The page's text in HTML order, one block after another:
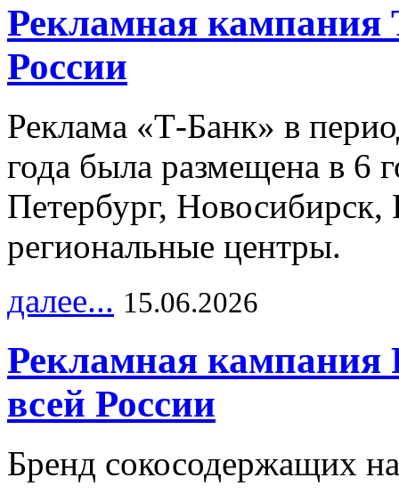
Рекламная кампания
России
Реклама «Т-Банк» в
года была размещена в 6
Петербург,
региональные центры.
далее... 15.06.2026
Рекламная
всей России
Бренд сокосодержащих